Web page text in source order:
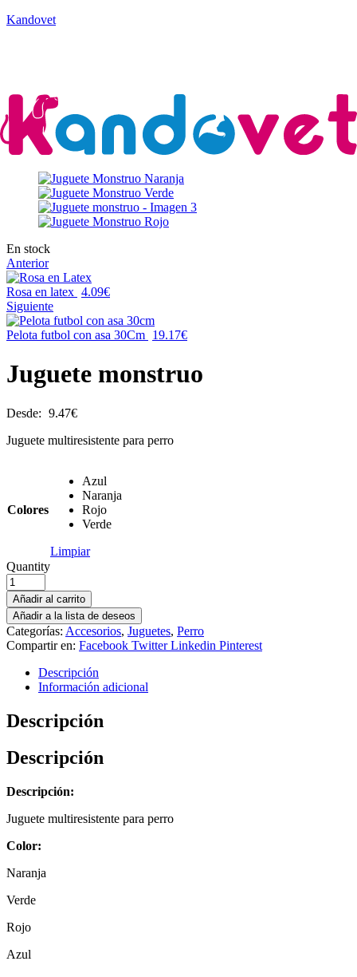
Kandovet
En stock
Anterior
Rosa en latex 4.09€
Siguiente
Pelota futbol con asa 30Cm 19.17€
Juguete monstruo
Desde: 9.47€
Juguete multiresistente para perro
Colores
Azul
Naranja
Rojo
Verde
Limpiar
Quantity
Añadir al carrito
Añadir a la lista de deseos
Categorías: Accesorios, Juguetes, Perro
Compartir en: Facebook Twitter Linkedin Pinterest
Descripción
Información adicional
Descripción
Descripción
Descripción:
Juguete multiresistente para perro
Color:
Naranja
Verde
Rojo
Azul